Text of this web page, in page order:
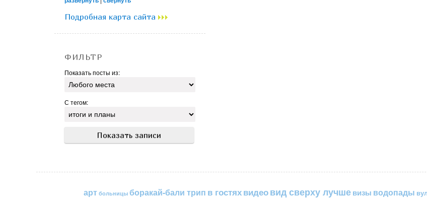
Подробная карта сайта
ФИЛЬТР
Показать посты из:
С тегом:
арт больницы боракай-бали трип в гостяхвидеовид сверху лучше визы водопады